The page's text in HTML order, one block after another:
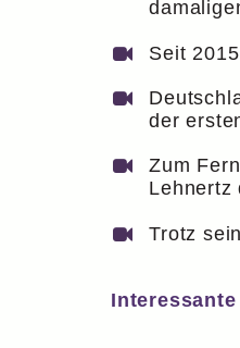
Seit
der
Zum
Lehnertz
Trotz